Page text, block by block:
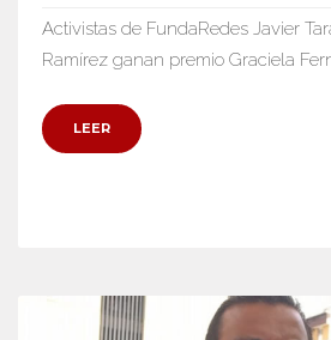
Activistas de FundaRedes Javier
Ramírez ganan premio Graciela
LEER